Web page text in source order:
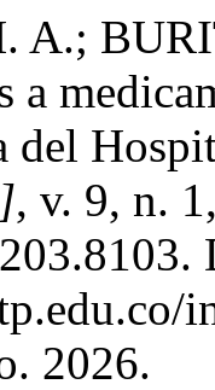
A.;
a
del
, v. 9, n.
2026.